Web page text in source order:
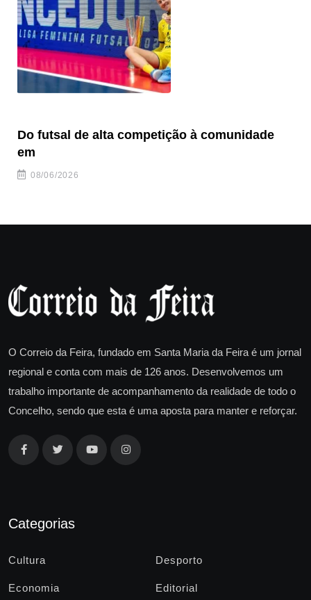
Do futsal de alta competição à comunidade
em
08/06/2026
O Correio da Feira, fundado em Santa Maria da Feira é um jornal
regional e conta com mais de 126 anos. Desenvolvemos um
trabalho importante de acompanhamento da realidade de todo o
Concelho, sendo que esta é uma aposta para manter e reforçar.
Categorias
Cultura Desporto
Economia Editorial